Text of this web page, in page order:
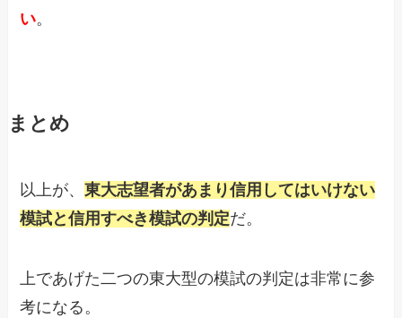
い。
まとめ
以上が、東大志望者があまり信用してはいけない
模試と信用すべき模試の判定だ。
上であげた二つの東大型の模試の判定は非常に参
考になる。